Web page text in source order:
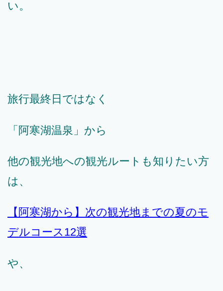
い。
旅行最終日ではなく
「阿寒湖温泉」から
他の観光地への観光ルートも知りたい方
は、
【阿寒湖から】次の観光地までの夏のモ
デルコース12選
や、